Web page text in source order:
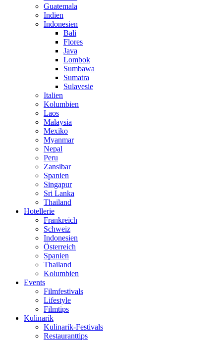
Guatemala
Indien
Indonesien
Bali
Flores
Java
Lombok
Sumbawa
Sumatra
Sulavesie
Italien
Kolumbien
Laos
Malaysia
Mexiko
Myanmar
Nepal
Peru
Zansibar
Spanien
Singapur
Sri Lanka
Thailand
Hotellerie
Frankreich
Schweiz
Indonesien
Österreich
Spanien
Thailand
Kolumbien
Events
Filmfestivals
Lifestyle
Filmtips
Kulinarik
Kulinarik-Festivals
Restauranttips